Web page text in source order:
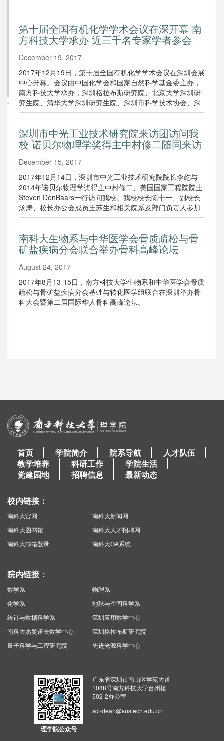
第十届全国有机化学学术会议在深开幕 南
方科技大学承办 近三千名专家学者参会
December 19, 2017
2017年12月19日，第十届全国有机化学学术会议在深圳会展
中心开幕。会议由中国化学会和国家自然科学基金委主办，
南方科技大学承办，深圳格拉布斯研究院、北京大学深圳研
究生院、清华大学深圳研究生院、深圳市科学技术协会、深
圳中科院院士活动基地共同协办。来自全国各地的19位中国
年基金获得者以及超过2500名有关代表参加会议。
深圳市中光工业技术研究院来访团访问我
校 诺贝尔物理学奖得主中村修二随同来访
December 15, 2017
2017年12月14日，深圳市中光工业技术研究院院长李屹与
2014年诺贝尔物理学奖得主中村修二、美国国家工程院院士
Steven DenBaars一行访问我校。我校校长陈十一、副校长
汤涛、校长办公会成员王苏生和相关院系及部门负责人参加
了座谈。
南科大生物系与中华医学会骨质疏松与骨
矿盐疾病分会联合举办骨科高峰论坛
August 24, 2017
2017年8月13-15日，南方科技大学生物系和中华医学会骨质
疏松与骨矿盐疾病分会基础与转化医学组联合在深圳举办骨
科大会暨第二届国际华人骨科高峰论坛。
首页 学院简介 院系导航
人才队伍
教学培养
科研工作
学院生活
党建园地
招聘信息 最新动态
校内链接：
南科大官网
南科大新闻网
南科大图书馆
南科大人才招聘网
南科大邮箱登录
南科大OA系统
院内链接：
数学系
物理系
化学系
地球与空间科学系
统计与数据科学系
深圳应用数学中心
南科大杰曼诺夫数学中心
深圳格拉布斯研究院
量子科学与工程研究院
先进光源科学中心
理学院公众号
广东省深圳市南山区学苑大道
1088号南方科技大学台州楼
502-2办公室
sci-dean@sustech.edu.cn